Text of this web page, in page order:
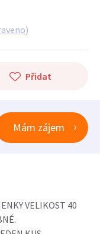
Přidat
Mám zájem
VELIKOST 40